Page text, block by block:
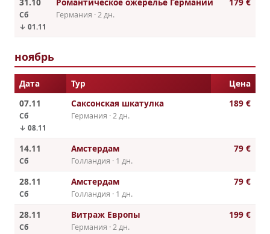
Сб
↓ 01.11
Германия · 2 дн.
ноябрь
Дата Тур
Цена
07.11
Сб
↓ 08.11
Саксонская шкатулка
Германия · 2 дн.
189 €
14.11
Сб
Амстердам
Голландия · 1 дн.
79 €
28.11
Сб
Амстердам
Голландия · 1 дн.
79 €
28.11
Сб
Витраж Европы
Германия · 2 дн.
199 €